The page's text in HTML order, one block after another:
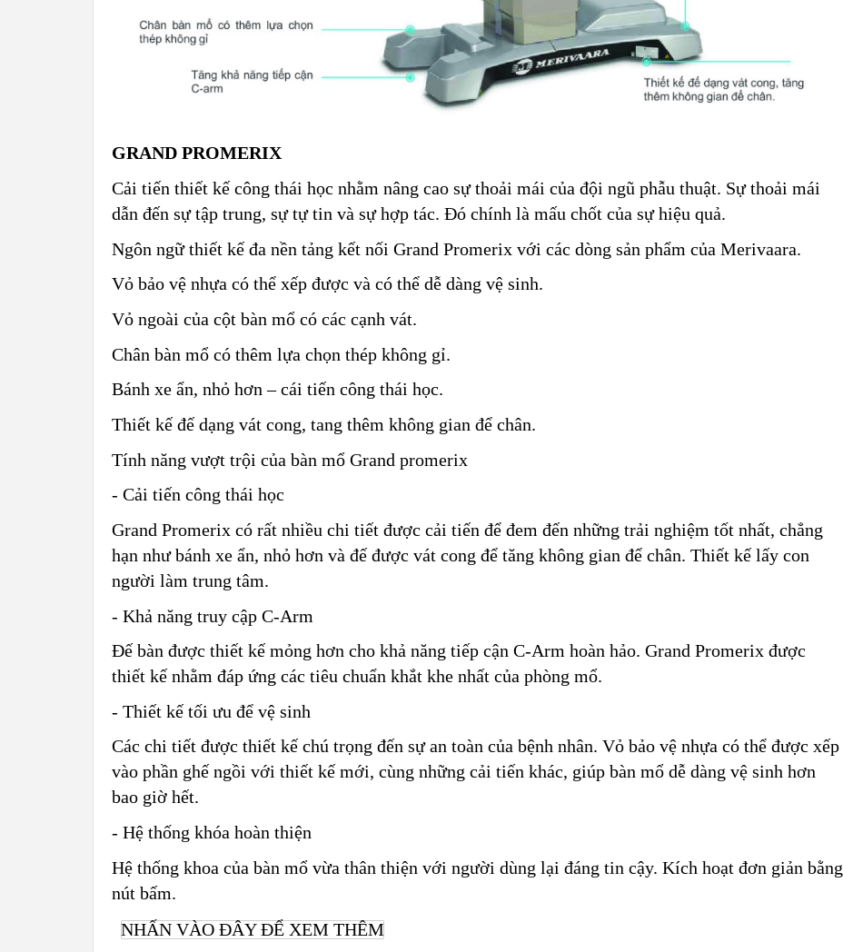
GRAND PROMERIX
Cải tiến thiết kế công thái học nhằm nâng cao sự thoải mái của đội ngũ phẫu thuật. Sự thoải mái
dẫn đến sự tập trung, sự tự tin và sự hợp tác. Đó chính là mấu chốt của sự hiệu quả.
Ngôn ngữ thiết kế đa nền tảng kết nối Grand Promerix với các dòng sản phẩm của Merivaara.
Vỏ bảo vệ nhựa có thể xếp được và có thể dễ dàng vệ sinh.
Vỏ ngoài của cột bàn mổ có các cạnh vát.
Chân bàn mổ có thêm lựa chọn thép không gỉ.
Bánh xe ẩn, nhỏ hơn – cái tiến công thái học.
Thiết kế đế dạng vát cong, tang thêm không gian để chân.
Tính năng vượt trội của bàn mổ Grand promerix
- Cải tiến công thái học
Grand Promerix có rất nhiều chi tiết được cải tiến để đem đến những trải nghiệm tốt nhất, chẳng
hạn như bánh xe ẩn, nhỏ hơn và đế được vát cong để tăng không gian để chân. Thiết kế lấy con
người làm trung tâm.
- Khả năng truy cập C-Arm
Đế bàn được thiết kế mỏng hơn cho khả năng tiếp cận C-Arm hoàn hảo. Grand Promerix được
thiết kế nhằm đáp ứng các tiêu chuẩn khắt khe nhất của phòng mổ.
- Thiết kế tối ưu để vệ sinh
Các chi tiết được thiết kế chú trọng đến sự an toàn của bệnh nhân. Vỏ bảo vệ nhựa có thể được xếp
vào phần ghế ngồi với thiết kế mới, cùng những cải tiến khác, giúp bàn mổ dễ dàng vệ sinh hơn
bao giờ hết.
- Hệ thống khóa hoàn thiện
Hệ thống khoa của bàn mổ vừa thân thiện với người dùng lại đáng tin cậy. Kích hoạt đơn giản bằng
nút bấm.
NHẤN VÀO ĐÂY ĐỂ XEM THÊM